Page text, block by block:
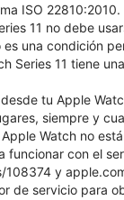
ISO
11 no debe
una condición
Series 11 tiene
tu Apple
siempre y
Watch no
con el
108374 y
de servicio para